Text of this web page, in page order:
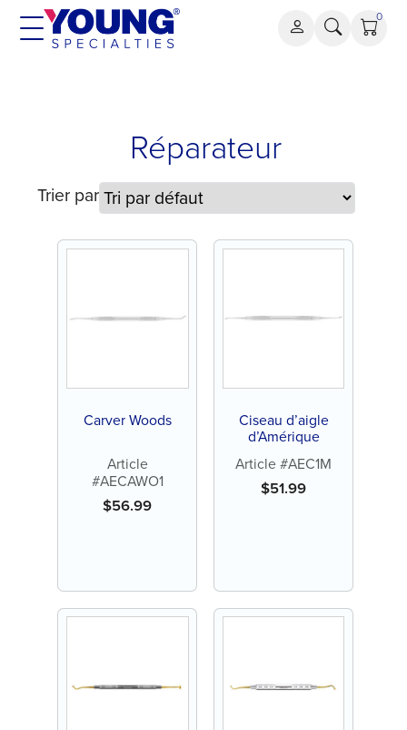
Aller
0
Réparateur
Trier par
Carver Woods
Article
#AECAWO1
$56.99
Ciseau d’aigle
d’Amérique
Article #AEC1M
$51.99